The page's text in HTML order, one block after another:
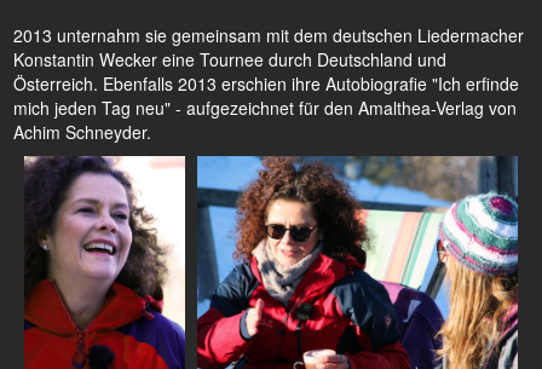
2013 unternahm sie gemeinsam mit dem deutschen Liedermacher
Konstantin Wecker eine Tournee durch Deutschland und
Österreich. Ebenfalls 2013 erschien ihre Autobiografie "Ich erfinde
mich jeden Tag neu" - aufgezeichnet für den Amalthea-Verlag von
Achim Schneyder.